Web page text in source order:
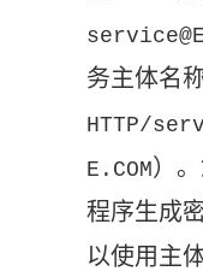
务主体名
HTTP/
E.COM）
程序生成
以使用主